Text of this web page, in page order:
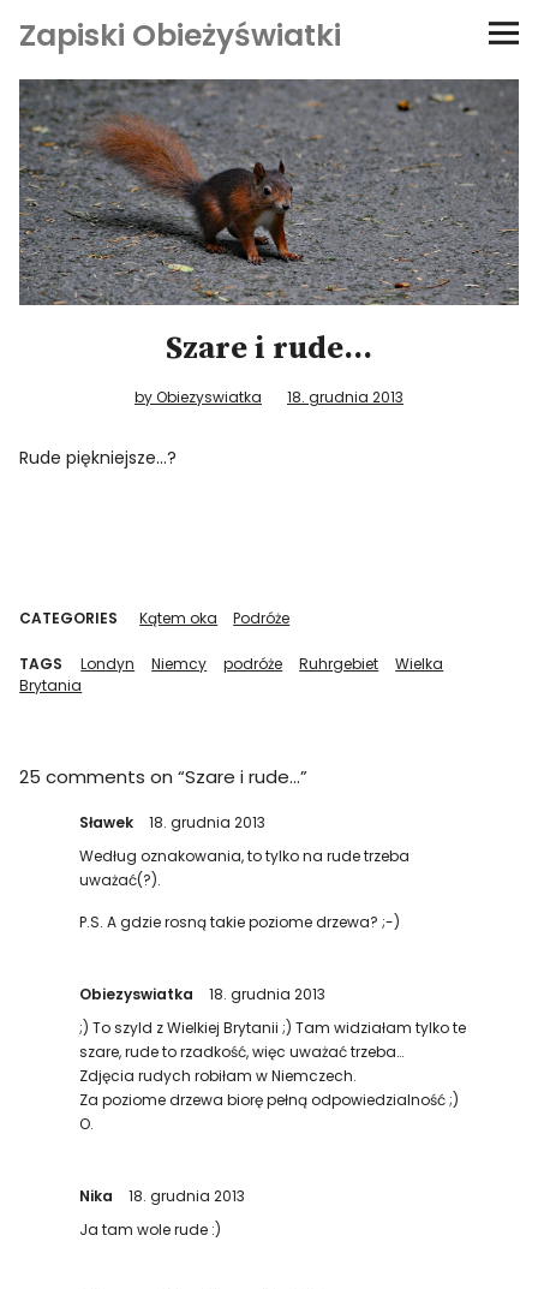
Zapiski Obieżyświatki
Podróże
Kultura i sztuka
Kątem oka
O-fiszki
Niezwyczajne ścianySzare i rude…
by Obiezyswiatka 18. grudnia 2013
Rude piękniejsze…?
CATEGORIES Kątem oka Podróże
TAGS Londyn Niemcy podróże Ruhrgebiet
Wielka
Brytania
25 comments on “Szare i rude…”
Sławek
18. grudnia 2013
Według oznakowania, to tylko na rude trzeba
uważać(?).
P.S. A gdzie rosną takie poziome drzewa? ;-)
Obiezyswiatka
18. grudnia 2013
;) To szyld z Wielkiej Brytanii ;) Tam widziałam tylko te
szare, rude to rzadkość, więc uważać trzeba…
Zdjęcia rudych robiłam w Niemczech.
Za poziome drzewa biorę pełną odpowiedzialność ;)
O.
Nika
18. grudnia 2013
Ja tam wole rude :)